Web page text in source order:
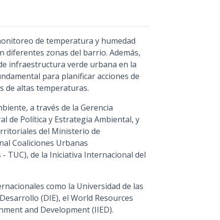
de temperatura y humedad
diferentes zonas del barrio. Además,
infraestructura verde urbana en la
para planificar acciones de
de altas temperaturas.
a través de la Gerencia
de Política y Estrategia Ambiental, y
del Ministerio de
Coaliciones Urbanas
de la Iniciativa Internacional del
como la Universidad de las
(DIE), el World Resources
and Development (IIED).